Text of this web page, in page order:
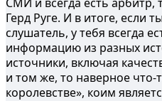
Герд Руге. И в итоге, если
слушатель, у тебя всегда
информацию из разных
источники, включая
и том же, то наверное что-
королевстве», коим